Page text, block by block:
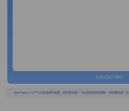
长按识别二维码
{{usertype=='2'?'个人投递实时提醒，招聘更快捷！':'企业回复实时提醒，求职更快捷！'}}